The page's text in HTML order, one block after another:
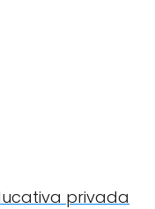
privada